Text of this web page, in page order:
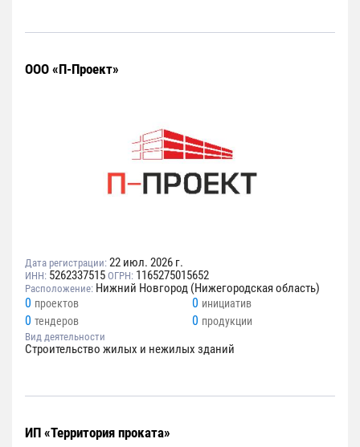
ООО «П-Проект»
Дата регистрации: 22 июл. 2026 г.
ИНН: 5262337515 ОГРН: 1165275015652
Расположение: Нижний Новгород (Нижегородская область)
0 проектов 0 инициатив
0 тендеров 0 продукции
Вид деятельности
Строительство жилых и нежилых зданий
ИП «Территория проката»